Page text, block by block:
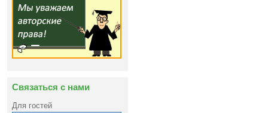
Связаться с нами
Для гостей